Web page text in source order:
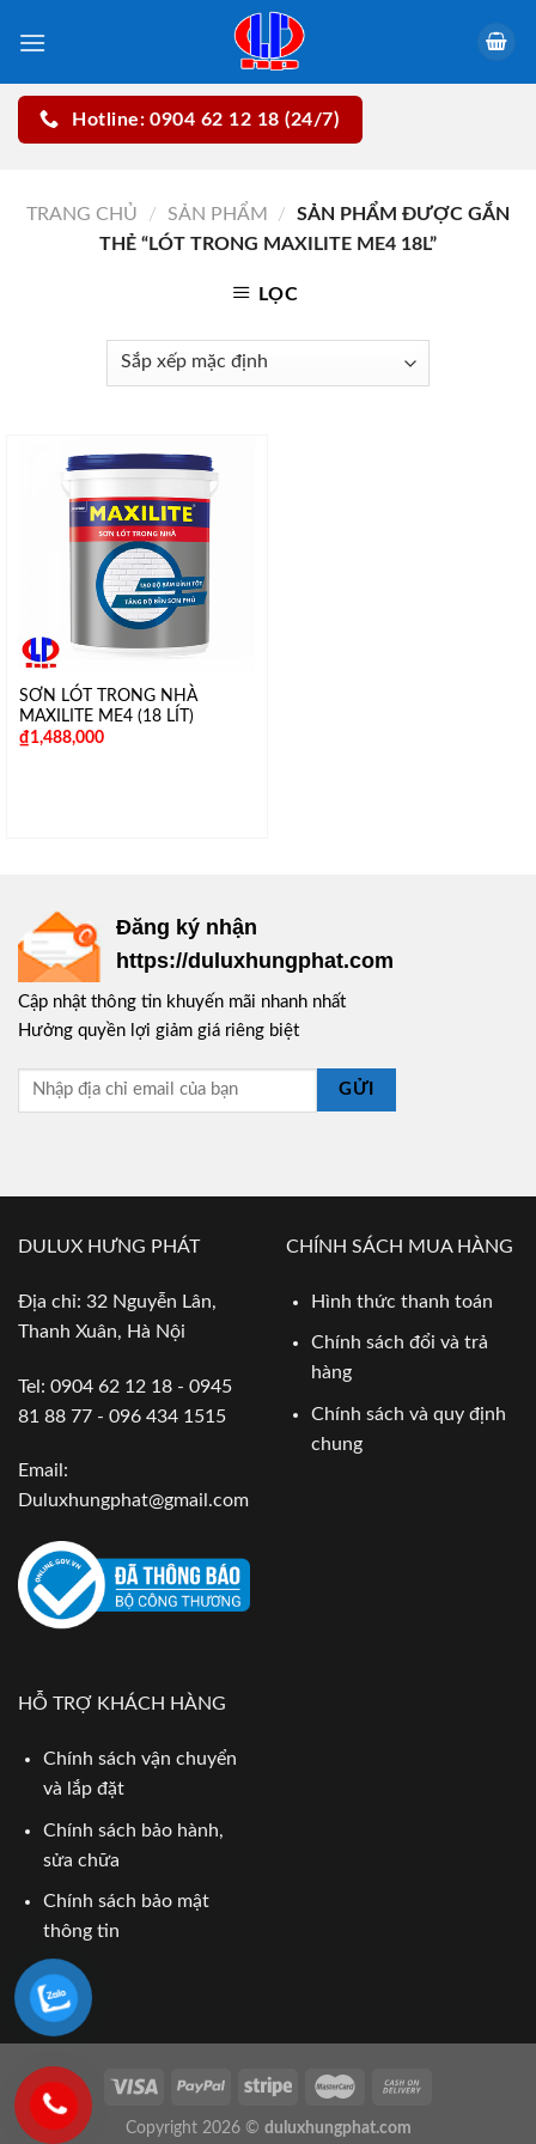
Hotline: 0904 62 12 18 (24/7)
TRANG CHỦ / SẢN PHẨM /
SẢN PHẨM ĐƯỢC GẮN
THẺ “LÓT TRONG MAXILITE ME4 18L”
LỌC
SƠN LÓT TRONG NHÀ
MAXILITE ME4 (18 LÍT)
₫1,488,000
Đăng ký nhận
https://duluxhungphat.com
Cập nhật thông tin khuyến mãi nhanh nhất
Hưởng quyền lợi giảm giá riêng biệt
GỬI
DULUX HƯNG PHÁT
Địa chỉ: 32 Nguyễn Lân,
Thanh Xuân, Hà Nội
Tel: 0904 62 12 18 - 0945
81 88 77 - 096 434 1515
Email:
Duluxhungphat@gmail.com
CHÍNH SÁCH MUA HÀNG
Hình thức thanh toán
Chính sách đổi và trả
hàng
Chính sách và quy định
chung
HỖ TRỢ KHÁCH HÀNG
Chính sách vận chuyển
và lắp đặt
Chính sách bảo hành,
sửa chữa
Chính sách bảo mật
thông tin
Copyright 2026 © duluxhungphat.com